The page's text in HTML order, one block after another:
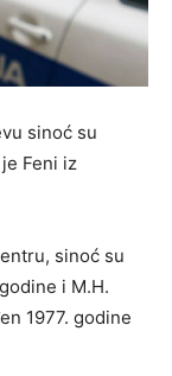
sinoć su
Feni iz
sinoć su
i M.H.
1977. godine